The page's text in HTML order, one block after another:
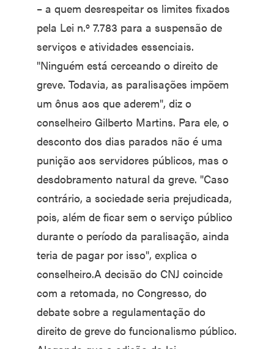
– a quem desrespeitar os limites fixados
pela Lei n.º 7.783 para a suspensão de
serviços e atividades essenciais.
"Ninguém está cerceando o direito de
greve. Todavia, as paralisações impõem
um ônus aos que aderem", diz o
conselheiro Gilberto Martins. Para ele, o
desconto dos dias parados não é uma
punição aos servidores públicos, mas o
desdobramento natural da greve. "Caso
contrário, a sociedade seria prejudicada,
pois, além de ficar sem o serviço público
durante o período da paralisação, ainda
teria de pagar por isso", explica o
conselheiro.A decisão do CNJ coincide
com a retomada, no Congresso, do
debate sobre a regulamentação do
direito de greve do funcionalismo público.